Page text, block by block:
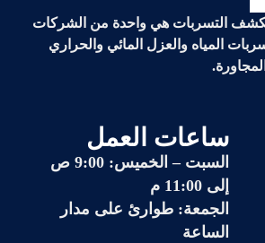
لكشف التسربات هي واحدة من الشركات
المياه والعزل المائي والحراري
ساعات العمل
السبت – الخميس: 9:00 ص
إلى 11:00 م
الجمعة: طوارئ على مدار
الساعة